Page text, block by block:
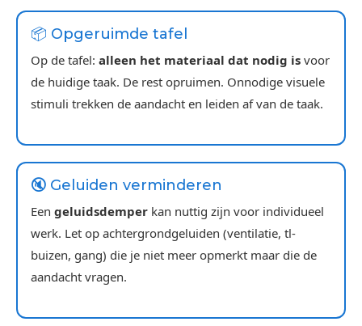
📦 Opgeruimde tafel
Op de tafel: alleen het materiaal dat nodig is voor
de huidige taak. De rest opruimen. Onnodige visuele
stimuli trekken de aandacht en leiden af van de taak.
🔇 Geluiden verminderen
Een geluidsdemper kan nuttig zijn voor individueel
werk. Let op achtergrondgeluiden (ventilatie, tl-
buizen, gang) die je niet meer opmerkt maar die de
aandacht vragen.